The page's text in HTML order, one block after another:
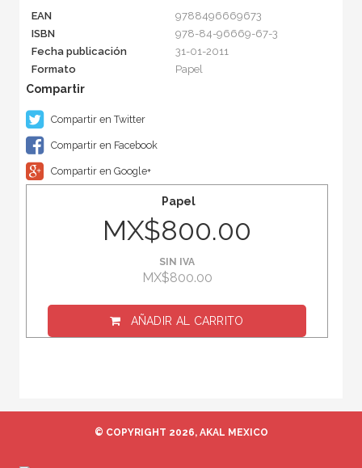
EAN
9788496669673
ISBN
978-84-96669-67-3
Fecha publicación
31-01-2011
Formato
Papel
Compartir en Twitter
Compartir en Facebook
Compartir en Google+
Papel
MX$800.00
SIN IVA
MX$800.00
AÑADIR AL CARRITO
© COPYRIGHT 2026, AKAL MEXICO